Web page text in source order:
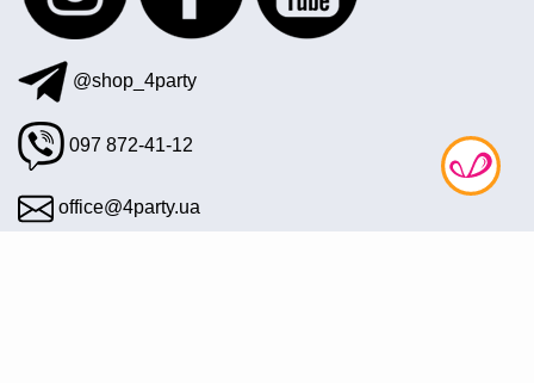
@shop_4party
097 872-41-12
office@4party.ua